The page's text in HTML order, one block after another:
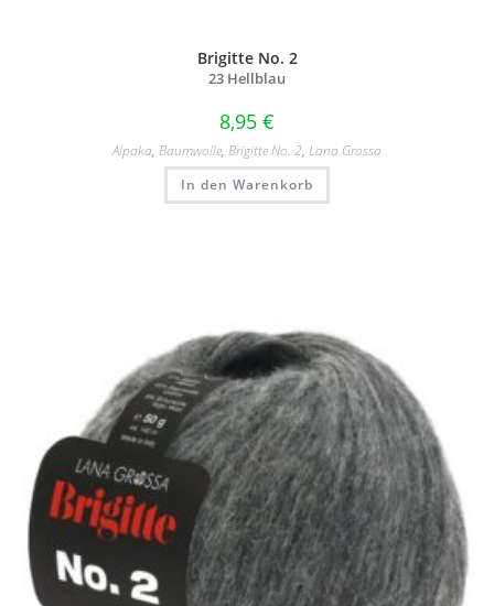
Brigitte No. 2
23 Hellblau
8,95 €
Alpaka, Baumwolle, Brigitte No. 2, Lana Grossa
In den Warenkorb